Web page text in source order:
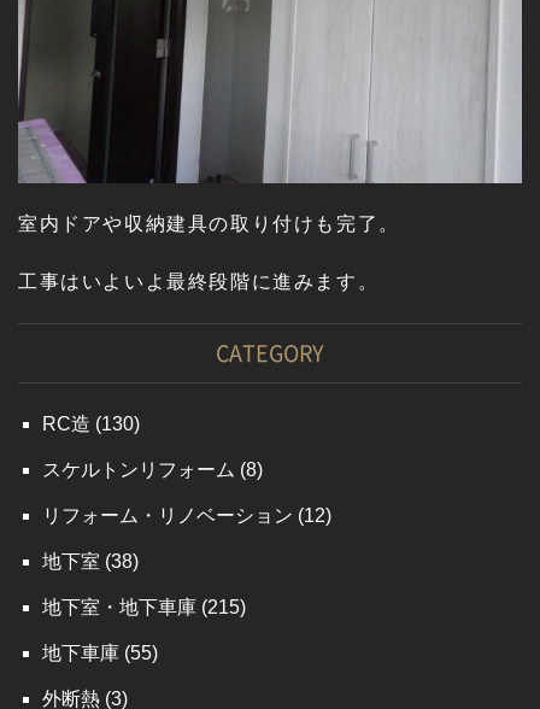
室内ドアや収納建具の取り付けも完了。
工事はいよいよ最終段階に進みます。
CATEGORY
RC造 (130)
スケルトンリフォーム (8)
リフォーム・リノベーション (12)
地下室 (38)
地下室・地下車庫 (215)
地下車庫 (55)
外断熱 (3)